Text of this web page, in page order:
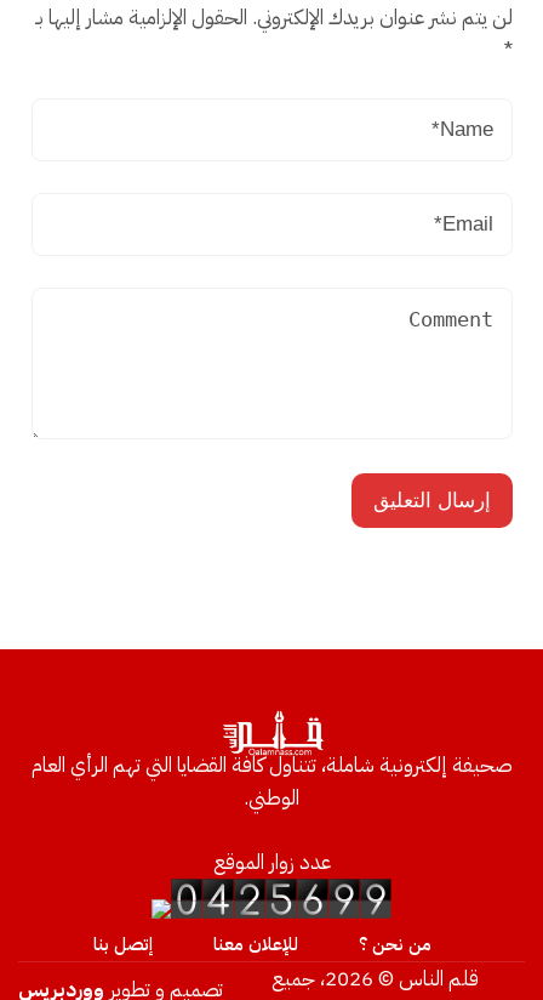
لن يتم نشر عنوان بريدك الإلكتروني. الحقول الإلزامية مشار إليها بـ
*
صحيفة إلكترونية شاملة، تتناول كافة القضايا التي تهم الرأي العام
الوطني.
عدد زوار الموقع
من نحن ؟ للإعلان معنا إتصل بنا
قلم الناس © 2026، جميع
تصميم و تطوير ووردبريس